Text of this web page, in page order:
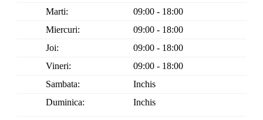
Marti:
09:00 - 18:00
Miercuri:
09:00 - 18:00
Joi:
09:00 - 18:00
Vineri:
09:00 - 18:00
Sambata:
Inchis
Duminica:
Inchis